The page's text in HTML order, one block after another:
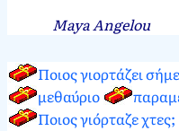
Maya Angelou
Ποιος γιορτάζει
μεθαύριο
Ποιος γιόρταζε χτες;